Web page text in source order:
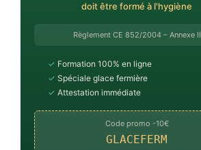
doit être formé à l'hygiène
Règlement CE 852/2004 – Annexe II
✓ Formation 100% en ligne
✓ Spéciale glace fermière
✓ Attestation immédiate
Code promo -10€
GLACEFERM